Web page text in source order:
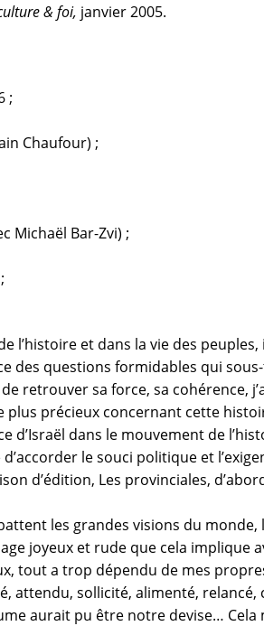
& foi, janvier 2005.
;
Chaufour) ;
Michaël Bar-Zvi) ;
l’histoire et dans la vie des
des questions formidables qui
retrouver sa force, sa cohérence,
plus précieux concernant cette
d’Israël dans le mouvement de
le souci politique et
d’édition, Les provinciales,
les grandes visions du monde,
joyeux et rude que cela implique
tout a trop dépendu de mes
attendu, sollicité, alimenté, relancé,
aurait pu être notre devise… Cela